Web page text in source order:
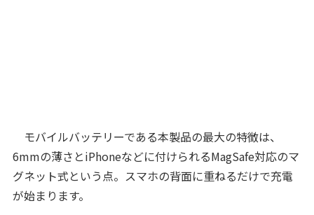
モバイルバッテリーである本製品の最大の特徴は、
6mmの薄さとiPhoneなどに付けられるMagSafe対応のマ
グネット式という点。スマホの背面に重ねるだけで充電
が始まります。